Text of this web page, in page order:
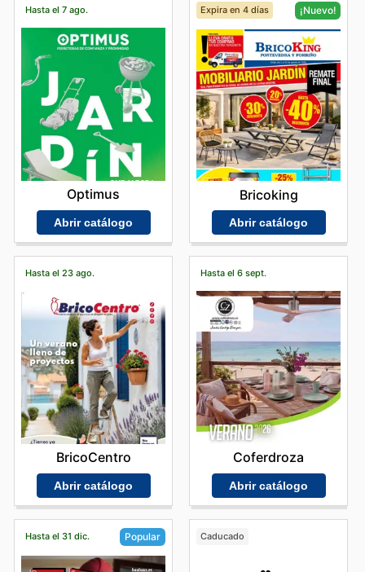
Hasta el 7 ago.
Optimus
Abrir catálogo
Expira en 4 días ¡Nuevo!
Bricoking
Abrir catálogo
Hasta el 23 ago.
BricoCentro
Abrir catálogo
Hasta el 6 sept.
Coferdroza
Abrir catálogo
Hasta el 31 dic. Popular Caducado